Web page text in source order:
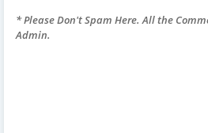
* Please Don't Spam Here. All the
Admin.